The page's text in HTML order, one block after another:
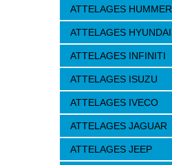
ATTELAGES HUMMER
ATTELAGES HYUNDAI
ATTELAGES INFINITI
ATTELAGES ISUZU
ATTELAGES IVECO
ATTELAGES JAGUAR
ATTELAGES JEEP